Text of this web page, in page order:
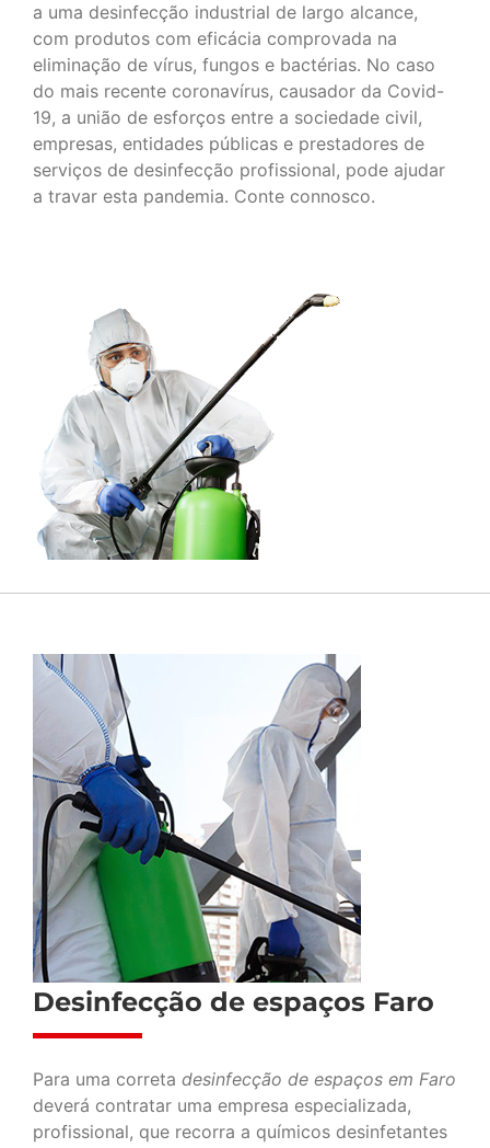
a uma desinfecção industrial de largo alcance,
com produtos com eficácia comprovada na
eliminação de vírus, fungos e bactérias. No caso
do mais recente coronavírus, causador da Covid-
19, a união de esforços entre a sociedade civil,
empresas, entidades públicas e prestadores de
serviços de desinfecção profissional, pode ajudar
a travar esta pandemia. Conte connosco.
Desinfecção de espaços Faro
Para uma correta desinfecção de espaços em Faro
deverá contratar uma empresa especializada,
profissional, que recorra a químicos desinfetantes